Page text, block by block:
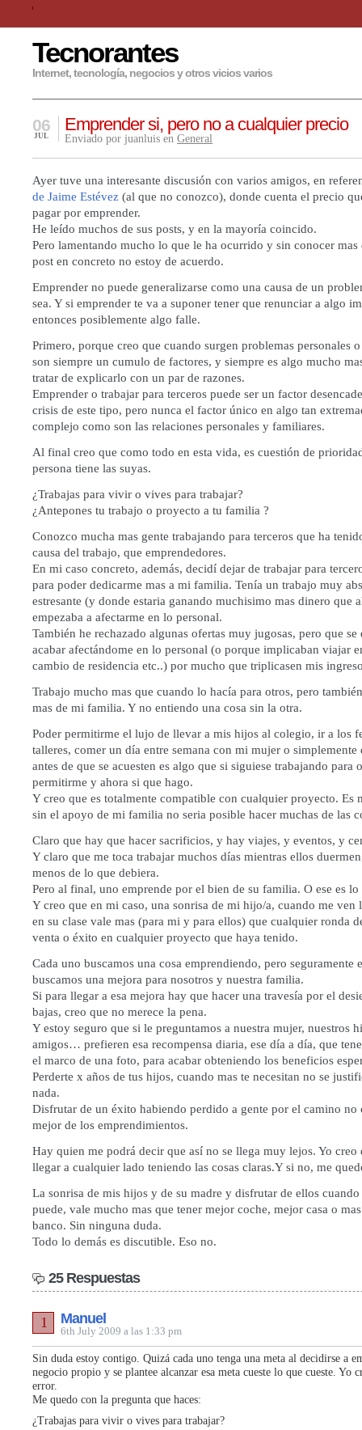
Tecnorantes
Internet, tecnología, negocios y otros vicios varios
Emprender si, pero no a cualquier precio
06
JUL Enviado por juanluis en General
Ayer tuve una interesante discusión con varios amigos, en
de Jaime Estévez (al que no conozco), donde cuenta el precio
pagar por emprender.
He leído muchos de sus posts, y en la mayoría coincido.
Pero lamentando mucho lo que le ha ocurrido y sin conocer mas
post en concreto no estoy de acuerdo.
Emprender no puede generalizarse como una causa de un
sea. Y si emprender te va a suponer tener que renunciar a algo
entonces posiblemente algo falle.
Primero, porque creo que cuando surgen problemas personales
son siempre un cumulo de factores, y siempre es algo mucho
tratar de explicarlo con un par de razones.
Emprender o trabajar para terceros puede ser un factor
crisis de este tipo, pero nunca el factor único en algo tan
complejo como son las relaciones personales y familiares.
Al final creo que como todo en esta vida, es cuestión de
persona tiene las suyas.
¿Trabajas para vivir o vives para trabajar?
¿Antepones tu trabajo o proyecto a tu familia ?
Conozco mucha mas gente trabajando para terceros que ha
causa del trabajo, que emprendedores.
En mi caso concreto, además, decidí dejar de trabajar para
para poder dedicarme mas a mi familia. Tenía un trabajo muy
estresante (y donde estaria ganando muchisimo mas dinero que
empezaba a afectarme en lo personal.
También he rechazado algunas ofertas muy jugosas, pero que se
acabar afectándome en lo personal (o porque implicaban viajar
cambio de residencia etc..) por mucho que triplicasen mis
Trabajo mucho mas que cuando lo hacía para otros, pero
mas de mi familia. Y no entiendo una cosa sin la otra.
Poder permitirme el lujo de llevar a mis hijos al colegio, ir a los
talleres, comer un día entre semana con mi mujer o simplemente
antes de que se acuesten es algo que si siguiese trabajando para
permitirme y ahora si que hago.
Y creo que es totalmente compatible con cualquier proyecto. Es
sin el apoyo de mi familia no seria posible hacer muchas de las
Claro que hay que hacer sacrificios, y hay viajes, y eventos, y
Y claro que me toca trabajar muchos días mientras ellos
menos de lo que debiera.
Pero al final, uno emprende por el bien de su familia. O ese es lo
Y creo que en mi caso, una sonrisa de mi hijo/a, cuando me ven
en su clase vale mas (para mi y para ellos) que cualquier ronda
venta o éxito en cualquier proyecto que haya tenido.
Cada uno buscamos una cosa emprendiendo, pero seguramente
buscamos una mejora para nosotros y nuestra familia.
Si para llegar a esa mejora hay que hacer una travesía por el
bajas, creo que no merece la pena.
Y estoy seguro que si le preguntamos a nuestra mujer, nuestros
amigos… prefieren esa recompensa diaria, ese día a día, que
el marco de una foto, para acabar obteniendo los beneficios
Perderte x años de tus hijos, cuando mas te necesitan no se
nada.
Disfrutar de un éxito habiendo perdido a gente por el camino no
mejor de los emprendimientos.
Hay quien me podrá decir que así no se llega muy lejos. Yo creo
llegar a cualquier lado teniendo las cosas claras.Y si no, me
La sonrisa de mis hijos y de su madre y disfrutar de ellos cuando
puede, vale mucho mas que tener mejor coche, mejor casa o
banco. Sin ninguna duda.
Todo lo demás es discutible. Eso no.
25 Respuestas
Manuel
6th July 2009 a las 1:33 pm
1
Sin duda estoy contigo. Quizá cada uno tenga una meta al decidirse a
negocio propio y se plantee alcanzar esa meta cueste lo que cueste. Yo
error.
Me quedo con la pregunta que haces:
¿Trabajas para vivir o vives para trabajar?